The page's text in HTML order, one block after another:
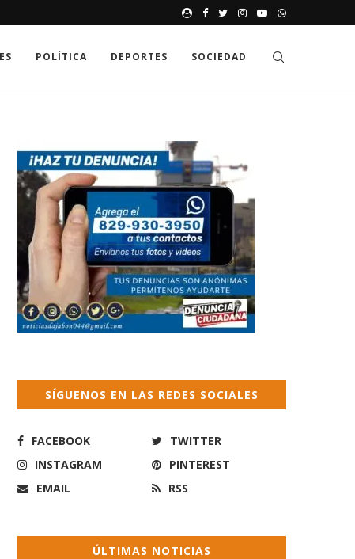
JAK GDZIE MOŻNA
POLÍTICA DEPORTES SOCIEDAD
SÍGUENOS EN LAS REDES SOCIALES
FACEBOOK
TWITTER
INSTAGRAM
PINTEREST
EMAIL
RSS
ÚLTIMAS NOTICIAS